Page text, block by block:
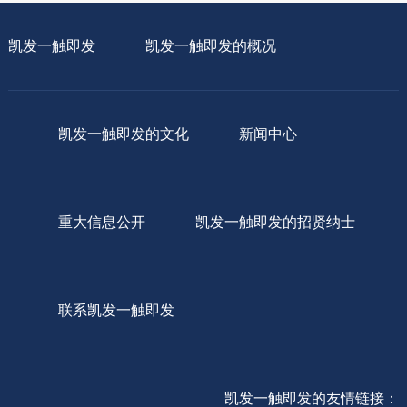
凯发一触即发 凯发一触即发的概况
凯发一触即发的文化 新闻中心
重大信息公开 凯发一触即发的招贤纳士
联系凯发一触即发
凯发一触即发的友情链接：